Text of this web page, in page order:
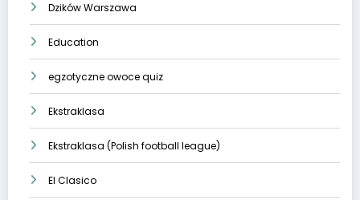
Dzików Warszawa
Education
egzotyczne owoce quiz
Ekstraklasa
Ekstraklasa (Polish football league)
El Clasico